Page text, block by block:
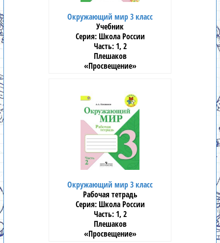
Окружающий мир 3 класс
Учебник
Школа России
1, 2
Плешаков
«Просвещение»
Окружающий мир 3 класс
Рабочая тетрадь
Школа России
1, 2
Плешаков
«Просвещение»